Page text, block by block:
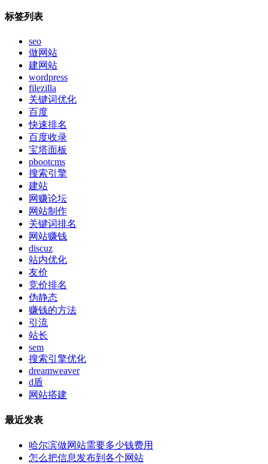
标签列表
seo
做网站
建网站
wordpress
filezilla
关键词优化
百度
快速排名
百度收录
宝塔面板
pbootcms
搜索引擎
建站
网赚论坛
网站制作
关键词排名
网站赚钱
discuz
站内优化
友价
竞价排名
伪静态
赚钱的方法
引流
站长
sem
搜索引擎优化
dreamweaver
d盾
网站搭建
最近发表
哈尔滨做网站需要多少钱费用
怎么把信息发布到各个网站